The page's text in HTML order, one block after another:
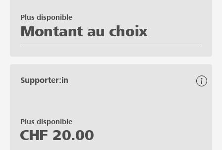
Montant au choix
Plus disponible
Supporter:in
Plus disponible
CHF 20.00